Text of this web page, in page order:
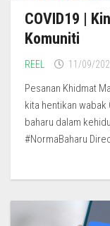
COVID19 |
Komuniti
REEL 11/09/
Pesanan Khidmat
kita hentikan
baharu dalam
#NormaBaharu